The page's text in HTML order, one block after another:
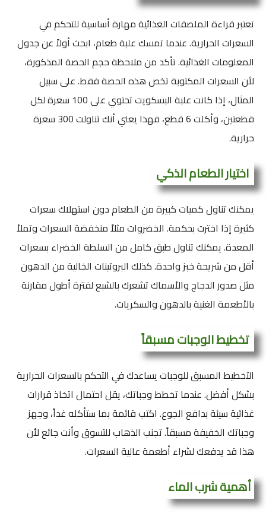
تعتبر قراءة الملصقات الغذائية مهارة أساسية للتحكم في
السعرات الحرارية. عندما تمسك علبة طعام، ابحث أولاً عن جدول
المعلومات الغذائية. تأكد من ملاحظة حجم الحصة المذكورة،
لأن السعرات المكتوبة تخص هذه الحصة فقط. على سبيل
المثال، إذا كانت علبة البسكويت تحتوي على 100 سعرة لكل
قطعتين، وأكلت 6 قطع، فهذا يعني أنك تناولت 300 سعرة
حرارية.
اختيار الطعام الذكي
يمكنك تناول كميات كبيرة من الطعام دون استهلاك سعرات
كثيرة إذا اخترت بحكمة. الخضروات مثلاً منخفضة السعرات وتملأ
المعدة. يمكنك تناول طبق كامل من السلطة الخضراء بسعرات
أقل من شريحة خبز واحدة. كذلك البروتينات الخالية من الدهون
مثل صدور الدجاج والأسماك تشعرك بالشبع لفترة أطول مقارنة
بالأطعمة الغنية بالدهون والسكريات.
تخطيط الوجبات مسبقاً
التخطيط المسبق للوجبات يساعدك في التحكم بالسعرات الحرارية
بشكل أفضل. عندما تخطط وجباتك، يقل احتمال اتخاذ قرارات
غذائية سيئة بدافع الجوع. اكتب قائمة بما ستأكله غداً، وجهز
وجباتك الخفيفة مسبقاً. تجنب الذهاب للتسوق وأنت جائع لأن
هذا قد يدفعك لشراء أطعمة عالية السعرات.
أهمية شرب الماء